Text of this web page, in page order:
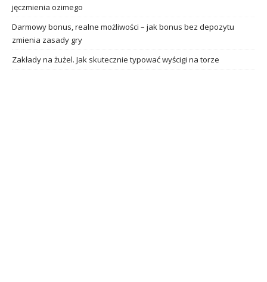
jęczmienia ozimego
Darmowy bonus, realne możliwości – jak bonus bez depozytu
zmienia zasady gry
Zakłady na żużel. Jak skutecznie typować wyścigi na torze